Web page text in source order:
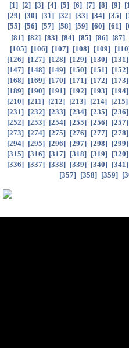
[1] [2] [3] [4] [5] [6] [7] [8] [9] [
[29] [30] [31] [32] [33] [34] [35] [
[55] [56] [57] [58] [59] [60] [61] [
[81] [82] [83] [84] [85] [86] [87]
[105] [106] [107] [108] [109] [110
[126] [127] [128] [129] [130] [131]
[147] [148] [149] [150] [151] [152]
[168] [169] [170] [171] [172] [173]
[189] [190] [191] [192] [193] [194]
[210] [211] [212] [213] [214] [215]
[231] [232] [233] [234] [235] [236]
[252] [253] [254] [255] [256] [257]
[273] [274] [275] [276] [277] [278]
[294] [295] [296] [297] [298] [299]
[315] [316] [317] [318] [319] [320]
[336] [337] [338] [339] [340] [341]
[357] [358] [359] [